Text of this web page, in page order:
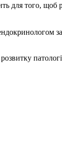
для того, щоб
за